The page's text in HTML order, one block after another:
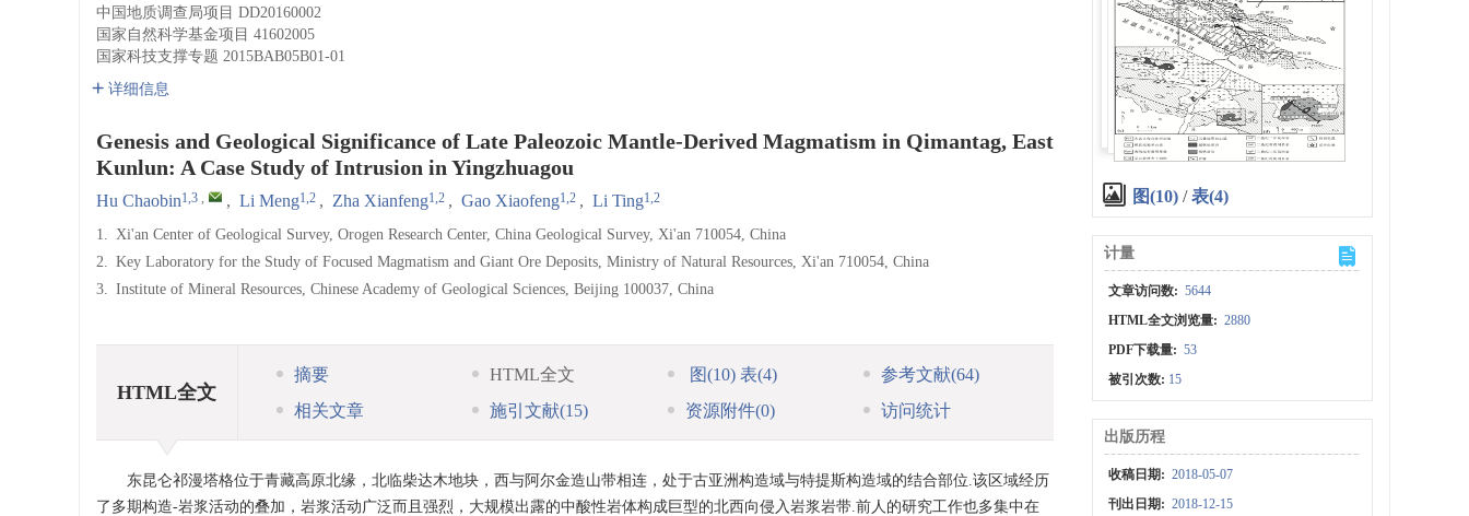
中国地质调查局项目 DD20160002
国家自然科学基金项目 41602005
国家科技支撑专题 2015BAB05B01-01
详细信息
Genesis and Geological Significance of Late Paleozoic Mantle-Derived Magmatism in Qimantag, East
Kunlun: A Case Study of Intrusion in Yingzhuagou
Hu Chaobin1,3 , , Li Meng1,2 , Zha Xianfeng1,2 , Gao Xiaofeng1,2 , Li Ting1,2
1. Xi'an Center of Geological Survey, Orogen Research Center, China Geological Survey, Xi'an 710054, China
2. Key Laboratory for the Study of Focused Magmatism and Giant Ore Deposits, Ministry of Natural Resources, Xi'an 710054, China
3. Institute of Mineral Resources, Chinese Academy of Geological Sciences, Beijing 100037, China
HTML全文
摘要 HTML全文 图(10) 表(4) 参考文献(64)
相关文章
施引文献(15) 资源附件(0) 访问统计
东昆仑祁漫塔格位于青藏高原北缘，北临柴达木地块，西与阿尔金造山带相连，处于古亚洲构造域与特提斯构造域的结合部位.该区域经历
了多期构造-岩浆活动的叠加，岩浆活动广泛而且强烈，大规模出露的中酸性岩体构成巨型的北西向侵入岩浆岩带.前人的研究工作也多集中在
图(10) /表(4)
计量
文章访问数: 5644
HTML全文浏览量: 2880
PDF下载量: 53
被引次数: 15
出版历程
收稿日期: 2018-05-07
刊出日期: 2018-12-15